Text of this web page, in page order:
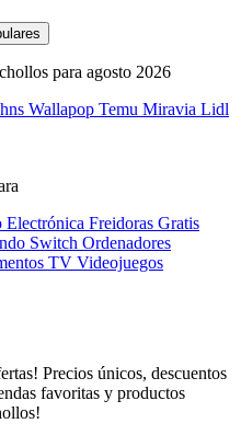
para agosto 2026
Wallapop Temu Miravia Lidl
Electrónica Freidoras Gratis
Switch Ordenadores
TV Videojuegos
Precios únicos, descuentos
favoritas y productos